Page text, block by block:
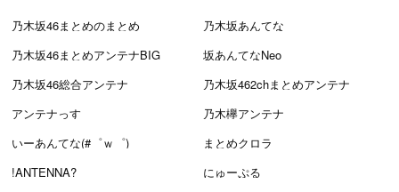
乃木坂46まとめのまとめ
乃木坂あんてな
乃木坂46まとめアンテナBIG
坂あんてなNeo
乃木坂46総合アンテナ
乃木坂462chまとめアンテナ
アンテナっす
乃木欅アンテナ
いーあんてな(#゜ｗ゜)
まとめクロラ
!ANTENNA?
にゅーぷる